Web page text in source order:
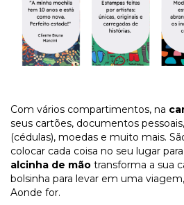
Com vários compartimentos, na
seus cartões, documentos
(cédulas), moedas e muito mais.
colocar cada coisa no seu lugar
alcinha de mão transforma a sua
bolsinha para levar em uma
Aonde for.